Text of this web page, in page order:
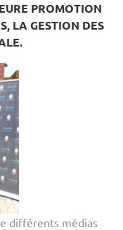
PROMOTION
LA GESTION DES
différents médias